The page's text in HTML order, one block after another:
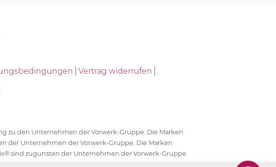
Vertrag widerrufen
zu den Unternehmen der Vorwerk-Gruppe. Die Marken
der Unternehmen der Vorwerk-Gruppe. Die Marken
sind zugunsten der Unternehmen der Vorwerk-Gruppe